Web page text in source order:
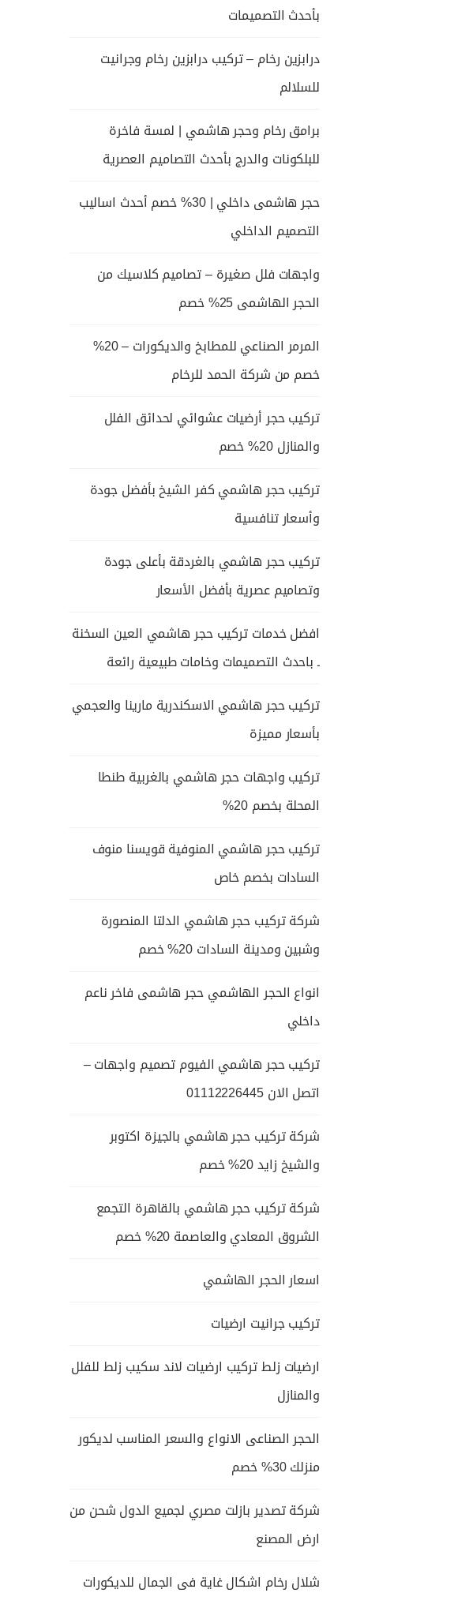
بأحدث التصميمات
درابزين رخام – تركيب درابزين رخام وجرانيت
للسلالم
برامق رخام وحجر هاشمي | لمسة فاخرة
للبلكونات والدرج بأحدث التصاميم العصرية
حجر هاشمى داخلي | 30% خصم أحدث اساليب
التصميم الداخلي
واجهات فلل صغيرة – تصاميم كلاسيك من
الحجر الهاشمى 25% خصم
المرمر الصناعي للمطابخ والديكورات – 20%
خصم من شركة الحمد للرخام
تركيب حجر أرضيات عشوائي لحدائق الفلل
والمنازل 20% خصم
تركيب حجر هاشمي كفر الشيخ بأفضل جودة
وأسعار تنافسية
تركيب حجر هاشمي بالغردقة بأعلى جودة
وتصاميم عصرية بأفضل الأسعار
افضل خدمات تركيب حجر هاشمي العين السخنة
ـ باحدث التصميمات وخامات طبيعية رائعة
تركيب حجر هاشمي الاسكندرية مارينا والعجمي
بأسعار مميزة
تركيب واجهات حجر هاشمي بالغربية طنطا
المحلة بخصم 20%
تركيب حجر هاشمي المنوفية قويسنا منوف
السادات بخصم خاص
شركة تركيب حجر هاشمي الدلتا المنصورة
وشبين ومدينة السادات 20% خصم
انواع الحجر الهاشمي حجر هاشمى فاخر ناعم
داخلي
تركيب حجر هاشمي الفيوم تصميم واجهات –
اتصل الان 01112226445
شركة تركيب حجر هاشمي بالجيزة اكتوبر
والشيخ زايد 20% خصم
شركة تركيب حجر هاشمي بالقاهرة التجمع
الشروق المعادي والعاصمة 20% خصم
اسعار الحجر الهاشمي
تركيب جرانيت ارضيات
ارضيات زلط تركيب ارضيات لاند سكيب زلط للفلل
والمنازل
الحجر الصناعى الانواع والسعر المناسب لديكور
منزلك 30% خصم
شركة تصدير بازلت مصري لجميع الدول شحن من
ارض المصنع
شلال رخام اشكال غاية فى الجمال للديكورات